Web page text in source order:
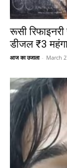
रूसी
डीजल ₹3
आज का उजाला - March